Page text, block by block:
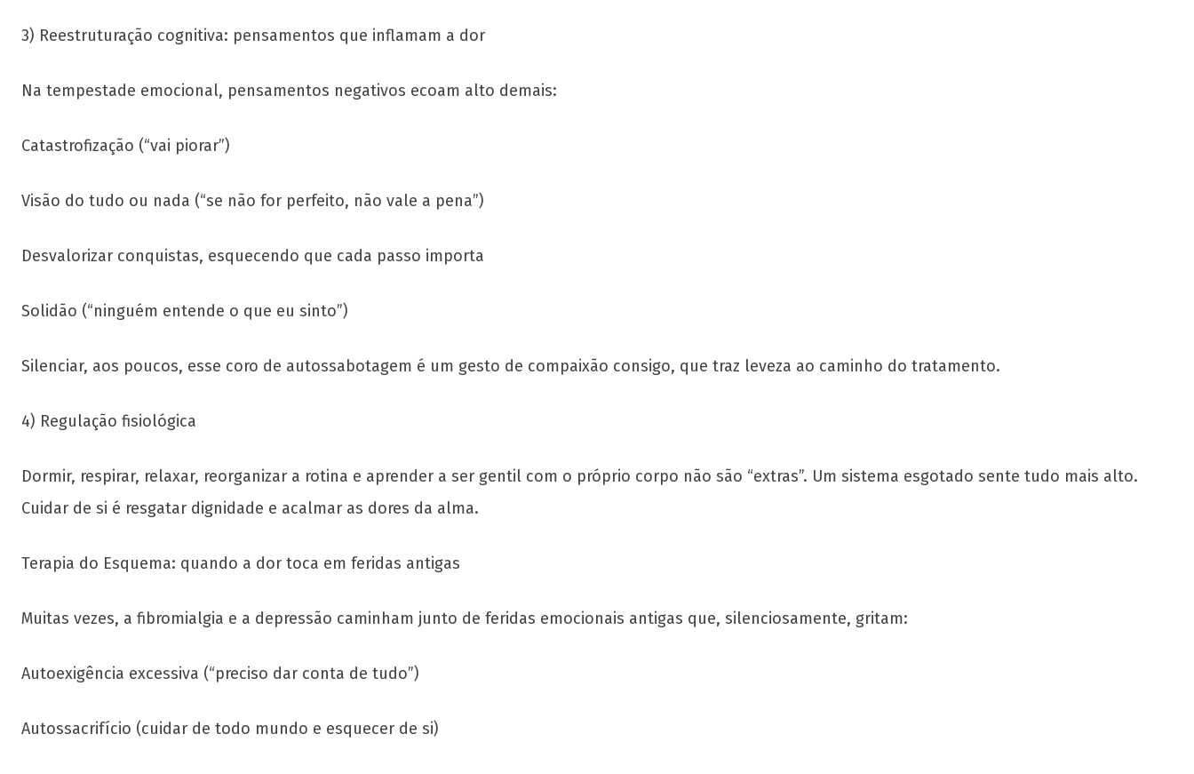
3) Reestruturação cognitiva: pensamentos que inflamam a dor
Na tempestade emocional, pensamentos negativos ecoam alto demais:
Catastrofização (“vai piorar”)
Visão do tudo ou nada (“se não for perfeito, não vale a pena”)
Desvalorizar conquistas, esquecendo que cada passo importa
Solidão (“ninguém entende o que eu sinto”)
Silenciar, aos poucos, esse coro de autossabotagem é um gesto de compaixão consigo, que traz leveza ao caminho do tratamento.
4) Regulação fisiológica
Dormir, respirar, relaxar, reorganizar a rotina e aprender a ser gentil com o próprio corpo não são “extras”. Um sistema esgotado sente tudo mais alto.
Cuidar de si é resgatar dignidade e acalmar as dores da alma.
Terapia do Esquema: quando a dor toca em feridas antigas
Muitas vezes, a fibromialgia e a depressão caminham junto de feridas emocionais antigas que, silenciosamente, gritam:
Autoexigência excessiva (“preciso dar conta de tudo”)
Autossacrifício (cuidar de todo mundo e esquecer de si)